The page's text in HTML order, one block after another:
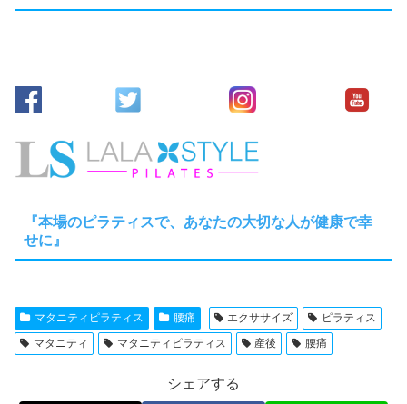
『本場のピラティスで、あなたの大切な人が健康で幸
せに』
マタニティピラティス 腰痛 エクササイズ
ピラティス
マタニティ
マタニティピラティス 産後 腰痛
シェアする